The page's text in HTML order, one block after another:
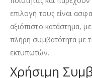
επιλογή τους είναι
αξιόπιστο κατάστημα,
πλήρη συμβατότητα με
εκτυπωτών.
Χρήσιμη